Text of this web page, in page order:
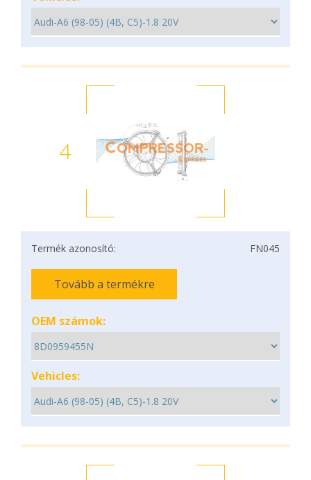
4
Termék azonosító: FN045
Tovább a termékre
OEM számok:
Vehicles: